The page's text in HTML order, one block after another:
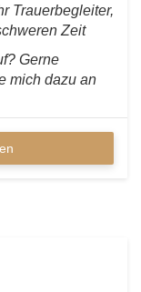
Trauerbegleiter,
Zeit
Gerne
mich dazu an